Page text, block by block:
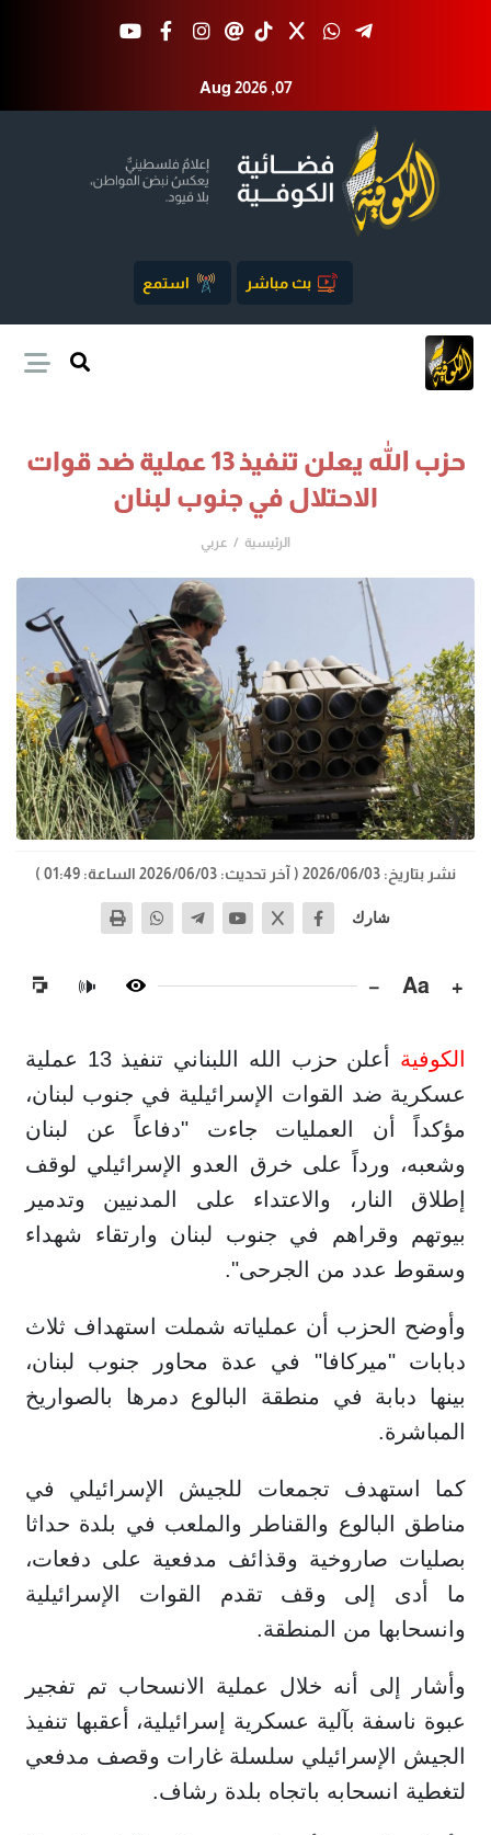
Aug 2026 ,07
بث مباشر استمع
حزب الله يعلن تنفيذ 13 عملية ضد قوات
الاحتلال في جنوب لبنان
الرئيسية عربي
نشر بتاريخ: 2026/06/03 ( آخر تحديث: 2026/06/03 الساعة: 01:49 )
شارك
+
Aa
−
🔊
الكوفية
أعلن حزب الله اللبناني تنفيذ 13 عملية
عسكرية ضد القوات الإسرائيلية في جنوب لبنان،
مؤكداً أن العمليات جاءت "دفاعاً عن لبنان
وشعبه، ورداً على خرق العدو الإسرائيلي لوقف
إطلاق النار، والاعتداء على المدنيين وتدمير
بيوتهم وقراهم في جنوب لبنان وارتقاء شهداء
وسقوط عدد من الجرحى".
وأوضح الحزب أن عملياته شملت استهداف ثلاث
دبابات "ميركافا" في عدة محاور جنوب لبنان،
بينها دبابة في منطقة البالوع دمرها بالصواريخ
المباشرة.
كما استهدف تجمعات للجيش الإسرائيلي في
مناطق البالوع والقناطر والملعب في بلدة حداثا
بصليات صاروخية وقذائف مدفعية على دفعات،
ما أدى إلى وقف تقدم القوات الإسرائيلية
وانسحابها من المنطقة.
وأشار إلى أنه خلال عملية الانسحاب تم تفجير
عبوة ناسفة بآلية عسكرية إسرائيلية، أعقبها تنفيذ
الجيش الإسرائيلي سلسلة غارات وقصف مدفعي
لتغطية انسحابه باتجاه بلدة رشاف.